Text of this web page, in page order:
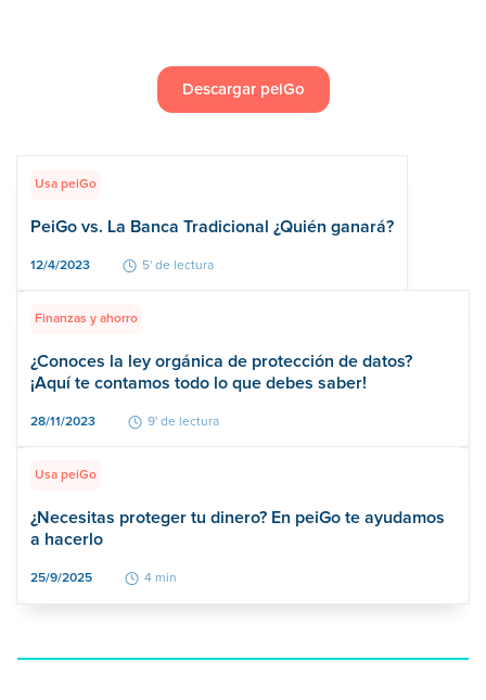
Descargar peiGo
Usa peiGo
PeiGo vs. La Banca Tradicional ¿Quién ganará?
12/4/2023 5' de lectura
Finanzas y ahorro
¿Conoces la ley orgánica de protección de datos?
¡Aquí te contamos todo lo que debes saber!
28/11/2023 9' de lectura
Usa peiGo
¿Necesitas proteger tu dinero? En peiGo te ayudamos
a hacerlo
25/9/2025 4 min